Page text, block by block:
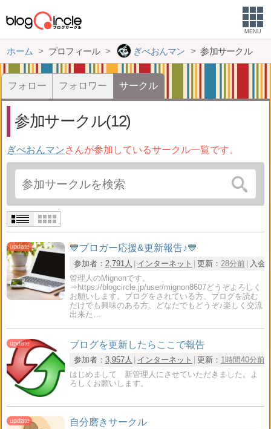
MENU
ホーム プロフィール ぎべおんマン 参加サークル
フォロー フォロワー サークル
参加サークル(12)
ぎべおんマンさんが参加しているサークル一覧です。
💙ブロガー応援&更新報告♪💙
参加者： 2,791人 インターネット 更新： 28分前
入会
管理人のMignonです。
⇒https://blogcircle.jp/user/mignon8607どうぞよろしく
お願いします。ブログをされている方、ブログを読む
だけでも興味のある方、どなたでもどうぞ♪楽しく交流
出来た…
ブログを更新したらここで報告
参加者： 3,957人 インターネット 更新： 1時間40分前
はじめまして 新管理人にさせていただきました。よ
ろしくお願いします。
自分磨きサークル